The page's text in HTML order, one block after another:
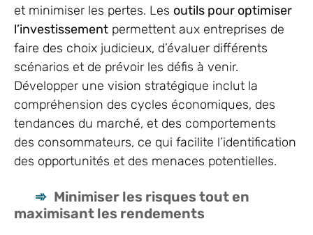
et minimiser les pertes. Les outils pour optimiser
l’investissement permettent aux entreprises de
faire des choix judicieux, d’évaluer différents
scénarios et de prévoir les défis à venir.
Développer une vision stratégique inclut la
compréhension des cycles économiques, des
tendances du marché, et des comportements
des consommateurs, ce qui facilite l’identification
des opportunités et des menaces potentielles.
Minimiser les risques tout en
maximisant les rendements